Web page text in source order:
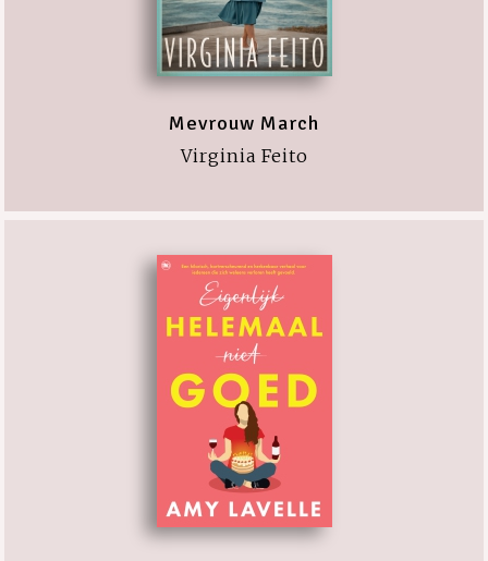
Mevrouw March
Virginia Feito